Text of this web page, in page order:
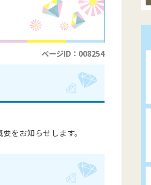
ページID：008254
をお知らせします。